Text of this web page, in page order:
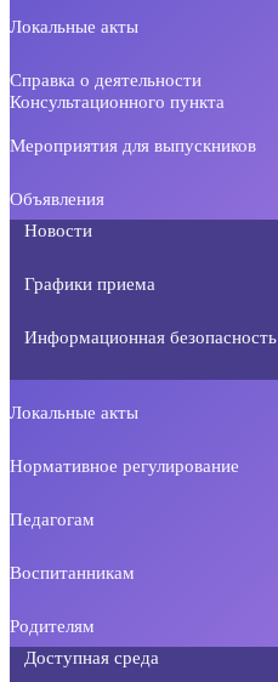
Локальные акты
Справка о деятельности
Консультационного пункта
Мероприятия для выпускников
Объявления
Новости
Графики приема
Информационная безопасность
Локальные акты
Нормативное регулирование
Педагогам
Воспитанникам
Родителям
Доступная среда